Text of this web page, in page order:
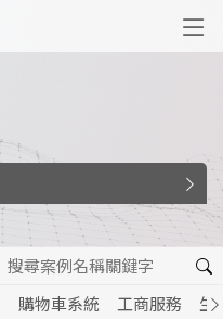
購物車系統 工商服務 生